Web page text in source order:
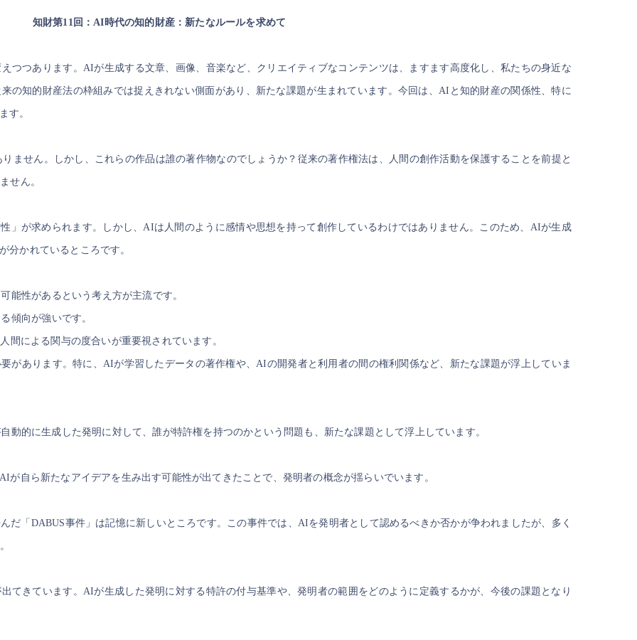
知財第11回：AI時代の知的財産：新たなルールを求めて
つつあります。AIが生成する文章、画像、音楽など、クリエイティブなコンテンツは、ますます高度化し、私たちの身近な
の知的財産法の枠組みでは捉えきれない側面があり、新たな課題が生まれています。今回は、AIと知的財産の関係性、特に
す。
ません。しかし、これらの作品は誰の著作物なのでしょうか？従来の著作権法は、人間の創作活動を保護することを前提と
せん。
」が求められます。しかし、AIは人間のように感情や思想を持って創作しているわけではありません。このため、AIが生成
分かれているところです。
能性があるという考え方が主流です。
傾向が強いです。
による関与の度合いが重要視されています。
があります。特に、AIが学習したデータの著作権や、AIの開発者と利用者の間の権利関係など、新たな課題が浮上していま
的に生成した発明に対して、誰が特許権を持つのかという問題も、新たな課題として浮上しています。
自ら新たなアイデアを生み出す可能性が出てきたことで、発明者の概念が揺らいでいます。
だ「DABUS事件」は記憶に新しいところです。この事件では、AIを発明者として認めるべきか否かが争われましたが、多く
てきています。AIが生成した発明に対する特許の付与基準や、発明者の範囲をどのように定義するかが、今後の課題となり